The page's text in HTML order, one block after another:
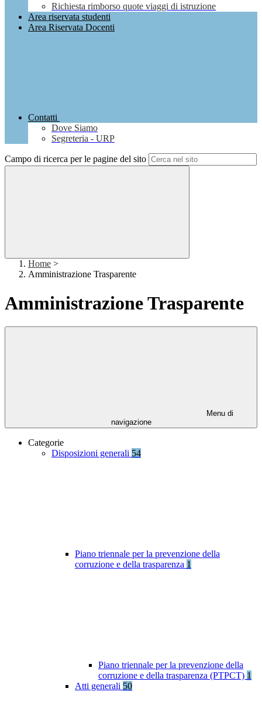
Richiesta rimborso quote viaggi di istruzione
Area riservata studenti
Area Riservata Docenti
Contatti
Dove Siamo
Segreteria - URP
Campo di ricerca per le pagine del sito
Home >
Amministrazione Trasparente
Amministrazione Trasparente
Menu di
navigazione
Categorie
Disposizioni generali 54
Piano triennale per la prevenzione della
corruzione e della trasparenza 1
Piano triennale per la prevenzione della
corruzione e della trasparenza (PTPCT) 1
Atti generali 50